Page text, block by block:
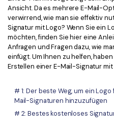
PDF OCR
PDF-Daten
PDF freigeben
eSign PDFs
Branchen
Bildung
Kontakt zum Support
Was ist NEU
Benutzerhandbuch
PDFelement für Windows
PDFelement für iOS
Ansicht. Da es mehrere E-Mail-
verwirrend, wie man sie effektiv
Signatur mit Logo? Wenn Sie ein
möchten, finden Sie hier eine
Anfragen und Fragen dazu, wie
einfügt. Um Ihnen zu helfen,
Erstellen einer E-Mail-Signatur
# 1: Der beste Weg, um ein
Mail-Signaturen hinzuzufügen
# 2: Bestes kostenloses